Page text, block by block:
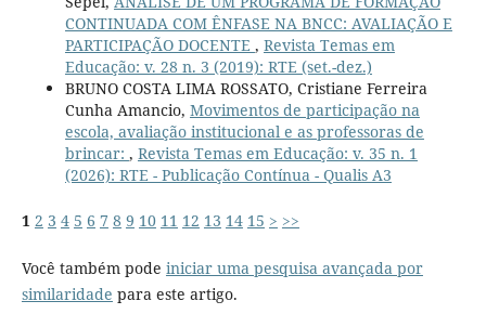
CONTINUADA COM ÊNFASE NA BNCC: AVALIAÇÃO E
PARTICIPAÇÃO DOCENTE , Revista Temas em
Educação: v. 28 n. 3 (2019): RTE (set.-dez.)
BRUNO COSTA LIMA ROSSATO, Cristiane Ferreira
Cunha Amancio, Movimentos de participação na
escola, avaliação institucional e as professoras de
brincar: , Revista Temas em Educação: v. 35 n. 1
(2026): RTE - Publicação Contínua - Qualis A3
1 2 3 4 5 6 7 8 9 10 11 12 13 14 15 > >>
Você também pode iniciar uma pesquisa avançada por
similaridade para este artigo.